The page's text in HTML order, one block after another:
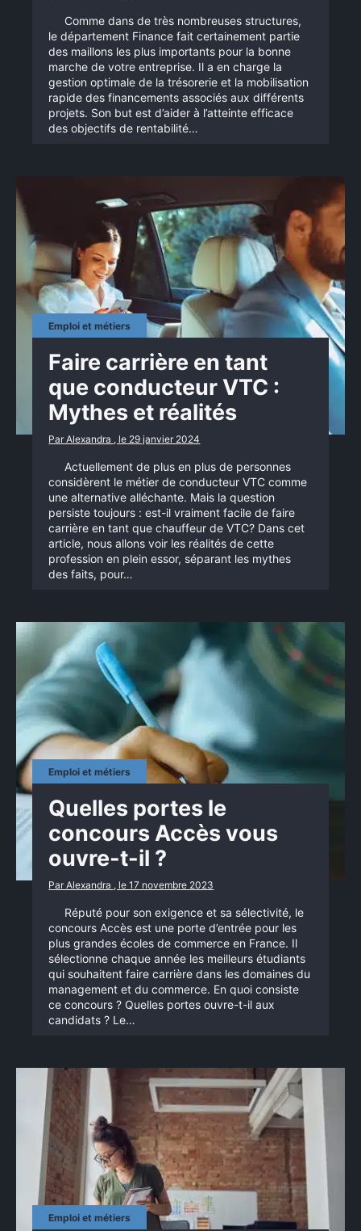
Comme dans de très nombreuses structures,
le département Finance fait certainement partie
des maillons les plus importants pour la bonne
marche de votre entreprise. Il a en charge la
gestion optimale de la trésorerie et la mobilisation
rapide des financements associés aux différents
projets. Son but est d’aider à l’atteinte efficace
des objectifs de rentabilité…
Emploi et métiers
Faire carrière en tant
que conducteur VTC :
Mythes et réalités
Par Alexandra , le 29 janvier 2024
Actuellement de plus en plus de personnes
considèrent le métier de conducteur VTC comme
une alternative alléchante. Mais la question
persiste toujours : est-il vraiment facile de faire
carrière en tant que chauffeur de VTC? Dans cet
article, nous allons voir les réalités de cette
profession en plein essor, séparant les mythes
des faits, pour…
Emploi et métiers
Quelles portes le
concours Accès vous
ouvre-t-il ?
Par Alexandra , le 17 novembre 2023
Réputé pour son exigence et sa sélectivité, le
concours Accès est une porte d’entrée pour les
plus grandes écoles de commerce en France. Il
sélectionne chaque année les meilleurs étudiants
qui souhaitent faire carrière dans les domaines du
management et du commerce. En quoi consiste
ce concours ? Quelles portes ouvre-t-il aux
candidats ? Le…
Emploi et métiers